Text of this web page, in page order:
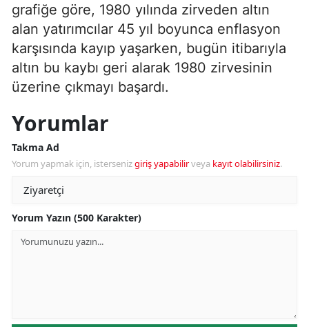
grafiğe göre, 1980 yılında zirveden altın
alan yatırımcılar 45 yıl boyunca enflasyon
karşısında kayıp yaşarken, bugün itibarıyla
altın bu kaybı geri alarak 1980 zirvesinin
üzerine çıkmayı başardı.
Yorumlar
Takma Ad
Yorum yapmak için, istersenizgiriş yapabilirveya kayıt olabilirsiniz.
Yorum Yazın (500 Karakter)